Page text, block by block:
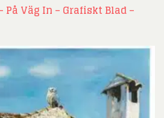
Väg In – Grafiskt Blad –